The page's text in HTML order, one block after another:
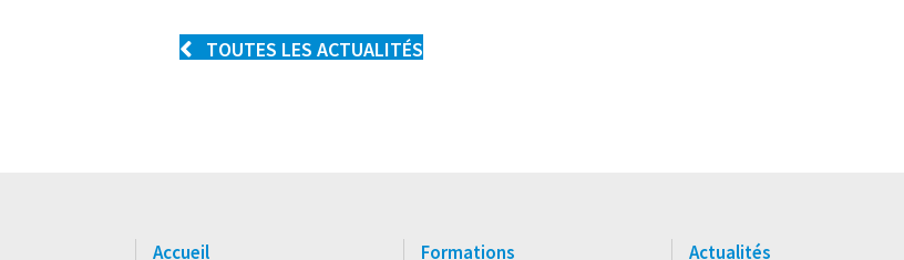
TOUTES LES ACTUALITÉS
Accueil Formations Actualités